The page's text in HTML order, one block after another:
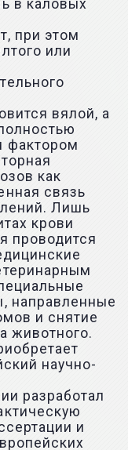
в каловых
при этом
или
вялой, а
фактором
как
связь
Лишь
крови
проводится
направленные
и снятие
животного.
научно-
разработал
и